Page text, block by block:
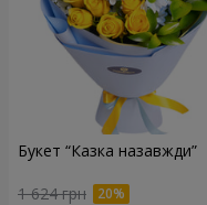
Букет “Казка назавжди”
1 624 грн